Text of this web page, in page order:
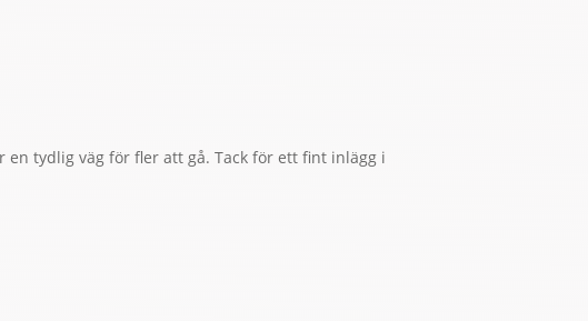
tydlig väg för fler att gå. Tack för ett fint inlägg i